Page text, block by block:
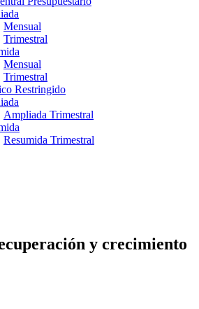
Mensual
Trimestral
Mensual
Trimestral
Restringido
Ampliada Trimestral
Resumida Trimestral
y crecimiento